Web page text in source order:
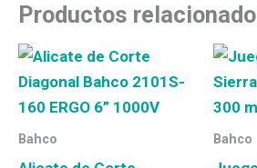
Productos
Bahco Bahco